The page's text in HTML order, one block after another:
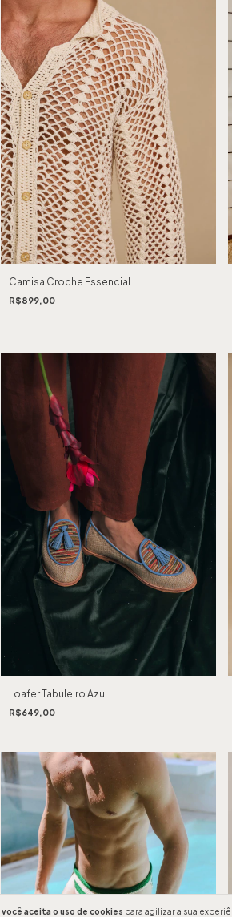
você aceita o uso de cookies para agilizar a sua
Camisa Croche Essencial
R$899,00
Loafer Tabuleiro Azul
R$649,00